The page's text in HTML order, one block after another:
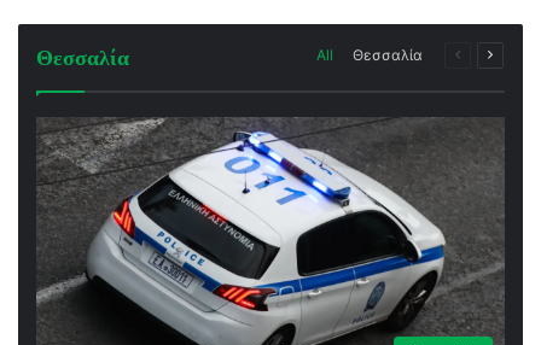
Θεσσαλία All Θεσσαλία
Previous
Next